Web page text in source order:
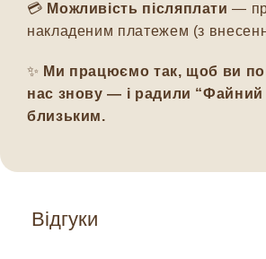
Відгуки
💳 Можливість післяплати —
накладеним платежем (з
✨ Ми працюємо так, щоб ви
нас знову — і радили “Файний
близьким.